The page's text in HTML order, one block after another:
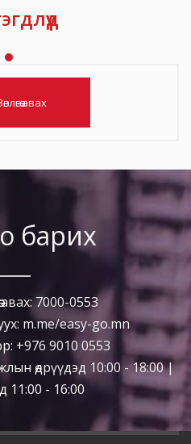
авах
барих
авах: 7000-0553
m.me/easy-go.mn
+976 9010 0553
өдрүүдэд 10:00 - 18:00 |
11:00 - 16:00